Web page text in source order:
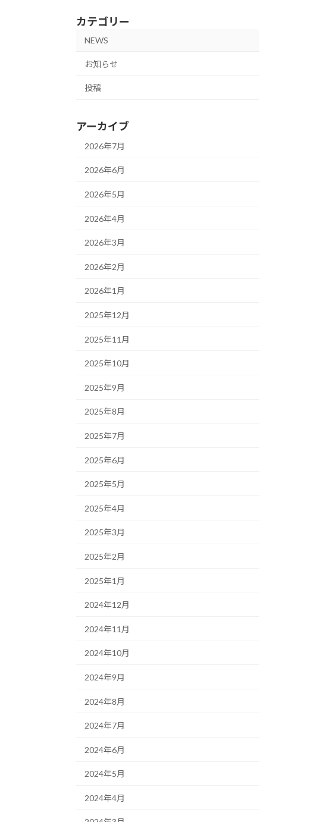
カテゴリー
NEWS
お知らせ
投稿
アーカイブ
2026年7月
2026年6月
2026年5月
2026年4月
2026年3月
2026年2月
2026年1月
2025年12月
2025年11月
2025年10月
2025年9月
2025年8月
2025年7月
2025年6月
2025年5月
2025年4月
2025年3月
2025年2月
2025年1月
2024年12月
2024年11月
2024年10月
2024年9月
2024年8月
2024年7月
2024年6月
2024年5月
2024年4月